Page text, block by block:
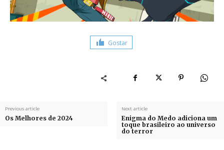
Gostar
Previous article
Os Melhores de 2024
Next article
Enigma do Medo adiciona um
toque brasileiro ao universo
do terror